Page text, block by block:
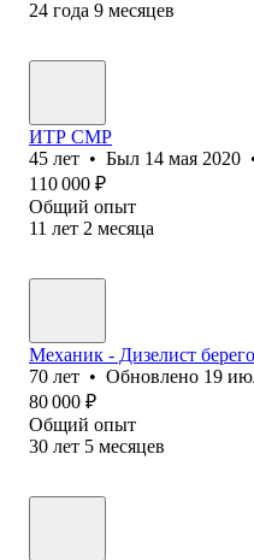
24 года 9 месяцев
ИТР СМР
45 лет • Был 14 мая 2020
110 000 ₽
Общий опыт
11 лет 2 месяца
Механик - Дизелист
70 лет • Обновлено 19
80 000 ₽
Общий опыт
30 лет 5 месяцев